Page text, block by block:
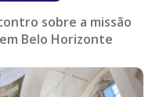
sobre a missão
Belo Horizonte